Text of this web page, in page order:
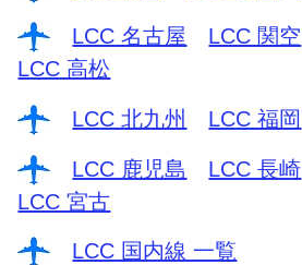
LCC 名古屋 LCC 関空
LCC 高松
LCC 北九州 LCC 福岡
LCC 鹿児島 LCC 長崎
LCC 宮古
LCC 国内線 一覧